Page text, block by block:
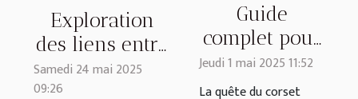
Exploration
des liens entre
jeux d'argent
Samedi 24 mai 2025
09:26
Guide
complet pour
choisir un
corset qui
Jeudi 1 mai 2025 11:52
La quête du corset